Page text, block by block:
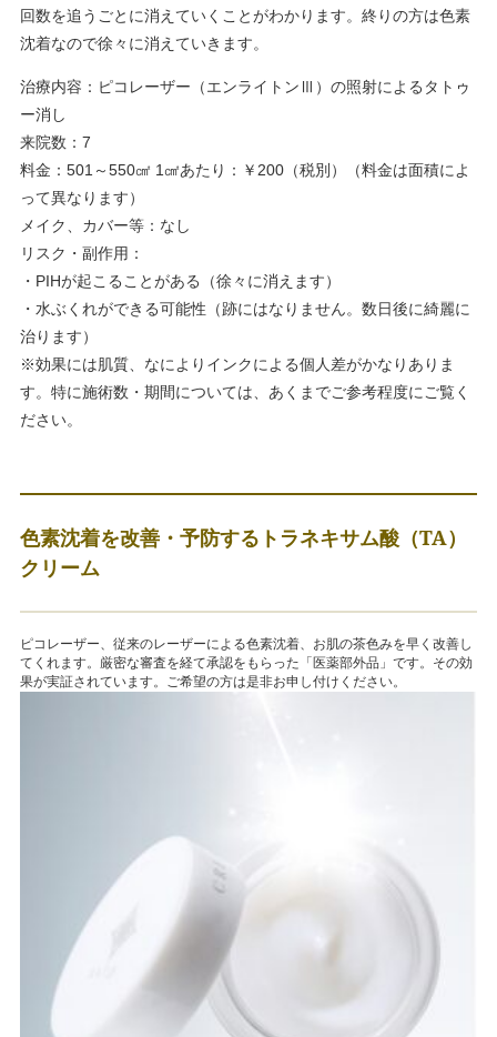
回数を追うごとに消えていくことがわかります。終りの方は色素
沈着なので徐々に消えていきます。
治療内容：ピコレーザー（エンライトンⅢ）の照射によるタトゥ
ー消し
来院数：7
料金：501～550㎠ 1㎠あたり：￥200（税別）（料金は面積によ
って異なります）
メイク、カバー等：なし
リスク・副作用：
・PIHが起こることがある（徐々に消えます）
・水ぶくれができる可能性（跡にはなりません。数日後に綺麗に
治ります）
※効果には肌質、なによりインクによる個人差がかなりありま
す。特に施術数・期間については、あくまでご参考程度にご覧く
ださい。
色素沈着を改善・予防するトラネキサム酸（TA）
クリーム
ピコレーザー、従来のレーザーによる色素沈着、お肌の茶色みを早く改善し
てくれます。厳密な審査を経て承認をもらった「医薬部外品」です。その効
果が実証されています。ご希望の方は是非お申し付けください。